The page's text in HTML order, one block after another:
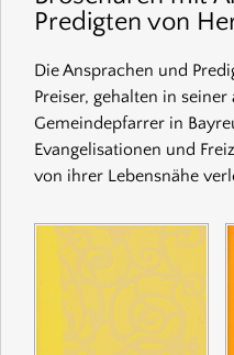
Predigten von
Die Ansprachen und
Preiser, gehalten in
Gemeindepfarrer in
Evangelisationen und
von ihrer Lebensnähe